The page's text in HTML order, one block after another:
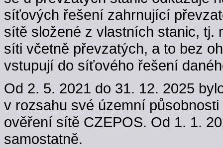
síťových řešení zahrnující
sítě složené z vlastních stanic, tj.
síti včetně převzatých, a to bez
vstupují do síťového řešení
Od 2. 5. 2021 do 31. 12. 2025
v rozsahu své územní
ověření sítě CZEPOS. Od 1. 1.
samostatně.